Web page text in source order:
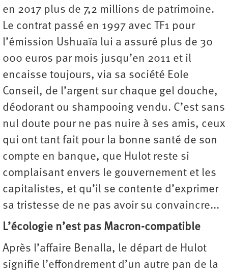
en 2017 plus de 7,2 millions de patrimoine.
Le contrat passé en 1997 avec TF1 pour
l’émission Ushuaïa lui a assuré plus de 30
000 euros par mois jusqu’en 2011 et il
encaisse toujours, via sa société Eole
Conseil, de l’argent sur chaque gel douche,
déodorant ou shampooing vendu. C’est sans
nul doute pour ne pas nuire à ses amis, ceux
qui ont tant fait pour la bonne santé de son
compte en banque, que Hulot reste si
complaisant envers le gouvernement et les
capitalistes, et qu’il se contente d’exprimer
sa tristesse de ne pas avoir su convaincre...
L’écologie n’est pas Macron-compatible
Après l’affaire Benalla, le départ de Hulot
signifie l’effondrement d’un autre pan de la